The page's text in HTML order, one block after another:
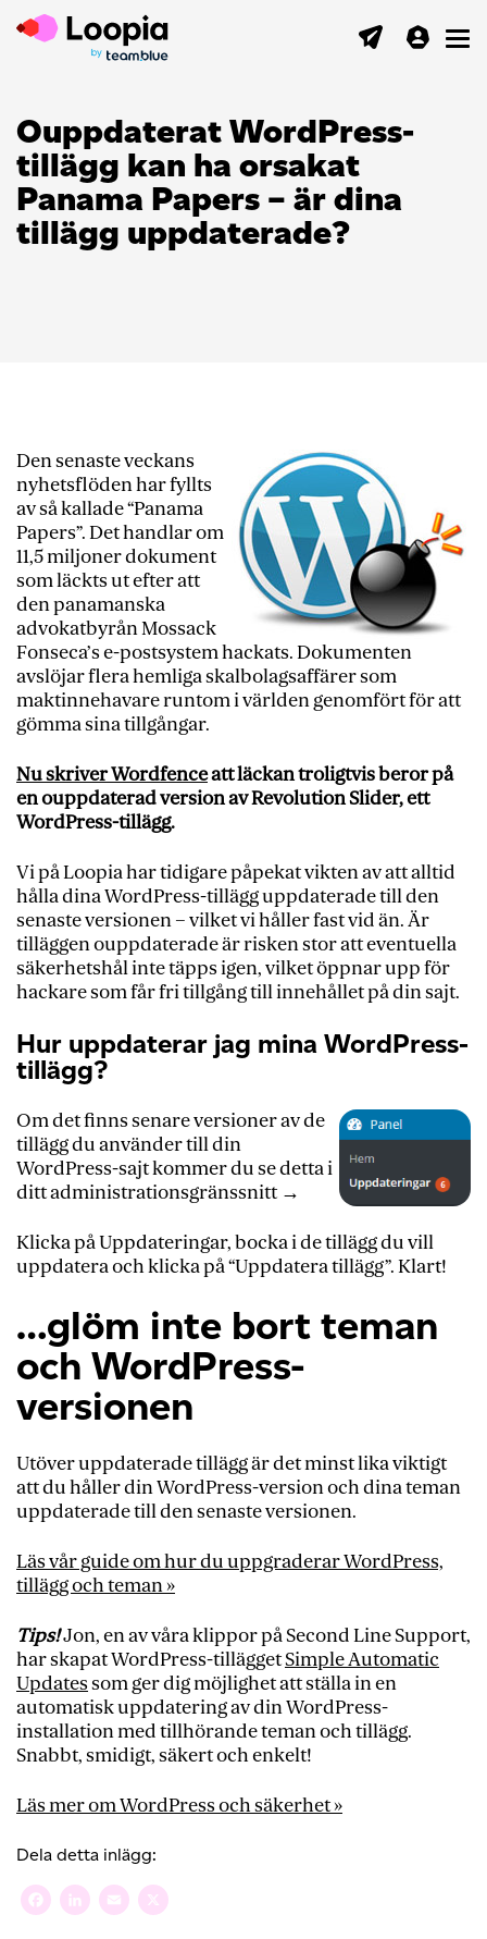
Ouppdaterat WordPress-
tillägg kan ha orsakat
Panama Papers – är dina
tillägg uppdaterade?
Den senaste veckans
nyhetsflöden har fyllts
av så kallade “Panama
Papers”. Det handlar om
11,5 miljoner dokument
som läckts ut efter att
den panamanska
advokatbyrån Mossack
Fonseca’s e-postsystem hackats. Dokumenten
avslöjar flera hemliga skalbolagsaffärer som
maktinnehavare runtom i världen genomfört för att
gömma sina tillgångar.
Nu skriver Wordfenceatt läckan troligtvis beror på
en ouppdaterad version av Revolution Slider, ett
WordPress-tillägg.
Vi på Loopia hartidigare påpekat vikten av att alltid
hålla dina WordPress-tillägg uppdateradetill den
senaste versionen – vilket vi håller fast vid än. Är
tilläggen ouppdaterade är risken stor att eventuella
säkerhetshål inte täpps igen, vilket öppnar upp för
hackare som får fri tillgång till innehållet på din sajt.
Hur uppdaterar jag mina WordPress-
tillägg?
Om det finns senare versioner av de
tillägg du använder till din
WordPress-sajt kommer du se detta i
ditt administrationsgränssnitt →
Klicka på Uppdateringar, bocka i de tillägg du vill
uppdatera och klicka på “Uppdatera tillägg”. Klart!
…glöm inte bort teman
och WordPress-
versionen
Utöver uppdaterade tillägg är det minst lika viktigt
att du håller din WordPress-version och dina teman
uppdaterade till den senaste versionen.
Läs vår guide om hur du uppgraderar WordPress,
tillägg och teman »
Tips!Jon, en av våra klippor på Second Line Support,
har skapatWordPress-tilläggetSimple Automatic
Updatessom ger dig möjlighet att ställa in en
automatisk uppdatering av din WordPress-
installation med tillhörande teman och tillägg.
Snabbt, smidigt, säkert och enkelt!
Läs mer om WordPress och säkerhet »
Dela detta inlägg:
Facebook
LinkedIn
Email